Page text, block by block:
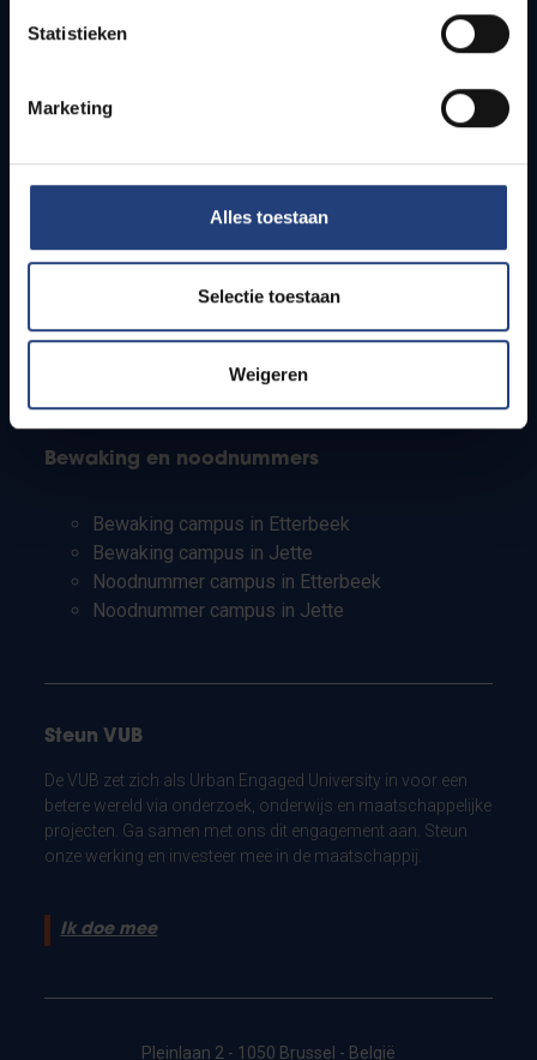
Statistieken
Marketing
Alles toestaan
Selectie toestaan
Weigeren
Bereikbaarheid
Studenten
PhD-studenten
Leerkrachten en secundaire scholen
Bewaking en noodnummers
Bewaking campus in Etterbeek
Bewaking campus in Jette
Noodnummer campus in Etterbeek
Noodnummer campus in Jette
Steun VUB
De VUB zet zich als Urban Engaged University in voor een
betere wereld via onderzoek, onderwijs en maatschappelijke
projecten. Ga samen met ons dit engagement aan. Steun
onze werking en investeer mee in de maatschappij.
Ik doe mee
Pleinlaan 2 - 1050 Brussel - België